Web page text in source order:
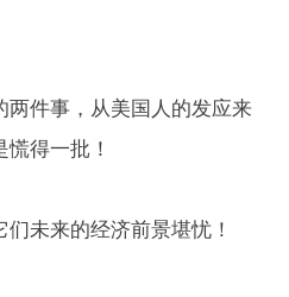
两件事，从美国人的发应来
得一批！
未来的经济前景堪忧！